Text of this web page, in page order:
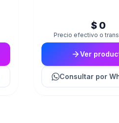
$ 0
Precio efectivo o
Ver
Consultar por